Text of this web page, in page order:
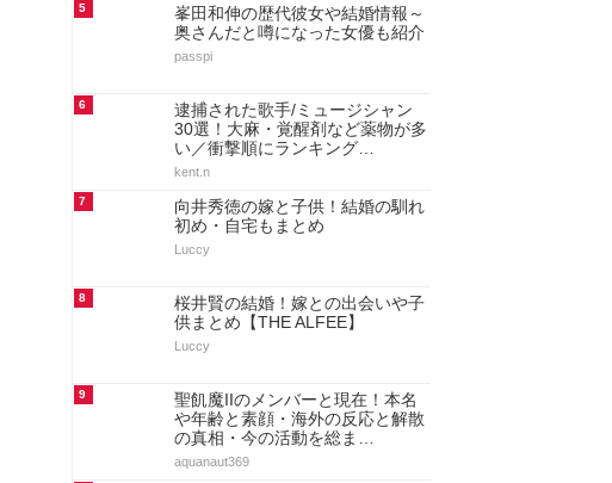
5
峯田和伸の歴代彼女や結婚情報～
奥さんだと噂になった女優も紹介
passpi
6
逮捕された歌手/ミュージシャン
30選！大麻・覚醒剤など薬物が多
い／衝撃順にランキング…
kent.n
7
向井秀徳の嫁と子供！結婚の馴れ
初め・自宅もまとめ
Luccy
8
桜井賢の結婚！嫁との出会いや子
供まとめ【THE ALFEE】
Luccy
9
聖飢魔IIのメンバーと現在！本名
や年齢と素顔・海外の反応と解散
の真相・今の活動を総ま…
aquanaut369